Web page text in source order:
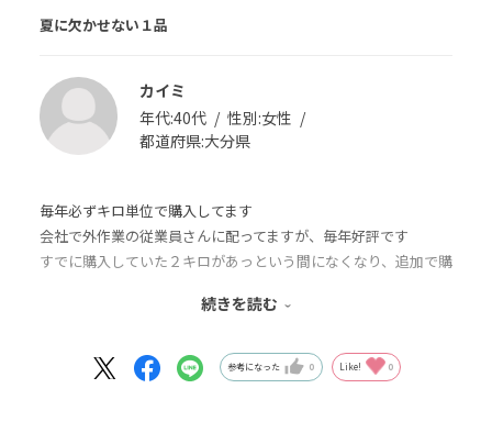
夏に欠かせない１品
カイミ
年代:40代 性別:女性
都道府県:大分県
毎年必ずキロ単位で購入してます
会社で外作業の従業員さんに配ってますが、毎年好評です
すでに購入していた２キロがあっという間になくなり、追加で購
暑い秋も待ってますので、また追加購入するかも・・・
量が本当に多いので、部活仲間の子供たちにも配ってます
味も飽きの来ないマイルドな塩レモン味です
続きを読む
参考になった 0 Like! 0